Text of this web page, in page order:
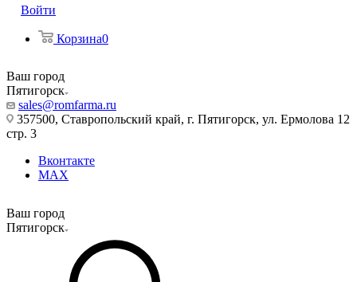
Войти
Корзина0
Ваш город
Пятигорск
sales@romfarma.ru
357500, Ставропольский край, г. Пятигорск, ул. Ермолова 12
стр. 3
Вконтакте
MAX
Ваш город
Пятигорск